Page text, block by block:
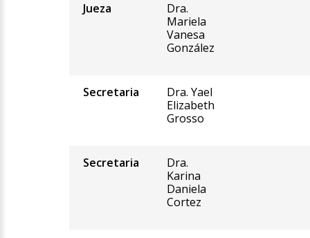
Jueza
Dra.
Mariela
Vanesa
González
Secretaria
Dra. Yael
Elizabeth
Grosso
Secretaria
Dra.
Karina
Daniela
Cortez